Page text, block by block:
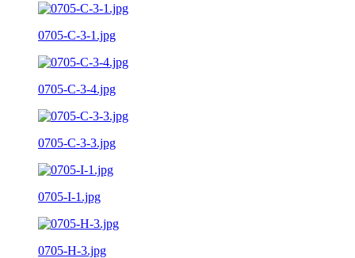
0705-C-3-1.jpg
0705-C-3-4.jpg
0705-C-3-3.jpg
0705-I-1.jpg
0705-H-3.jpg